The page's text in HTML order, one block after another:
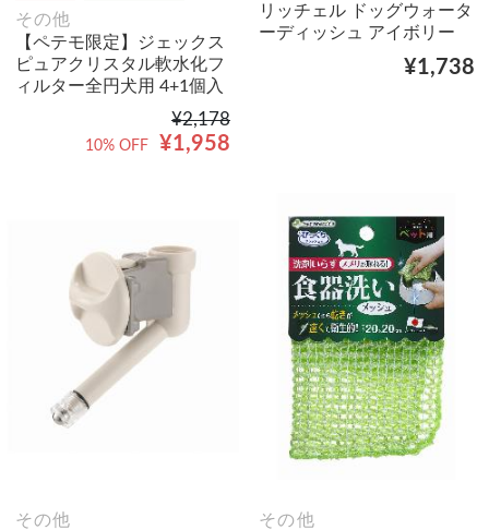
その他
【ペテモ限定】ジェックス
ピュアクリスタル軟水化フ
ィルター全円犬用 4+1個入
¥2,178
¥1,958
10% OFF
リッチェル ドッグウォータ
ーディッシュ アイボリー
¥1,738
その他
その他